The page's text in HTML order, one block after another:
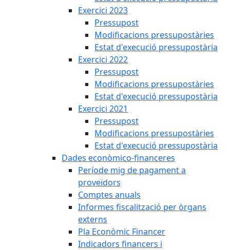
Exercici 2023
Pressupost
Modificacions pressupostàries
Estat d'execució pressupostària
Exercici 2022
Pressupost
Modificacions pressupostàries
Estat d'execució pressupostària
Exercici 2021
Pressupost
Modificacions pressupostàries
Estat d'execució pressupostària
Dades econòmico-financeres
Període mig de pagament a
proveïdors
Comptes anuals
Informes fiscalització per òrgans
externs
Pla Econòmic Financer
Indicadors financers i